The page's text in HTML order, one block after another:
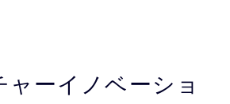
ャーイノベーショ